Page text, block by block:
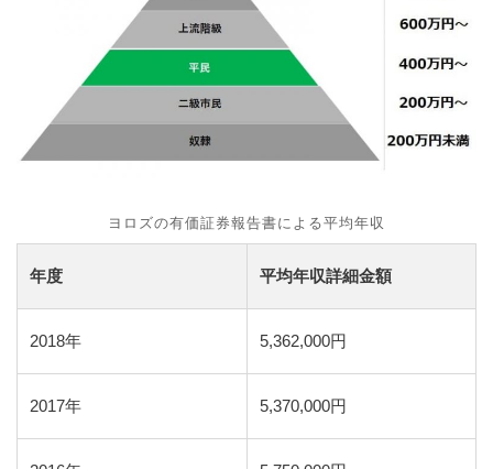
ヨロズの有価証券報告書による平均年収
年度 平均年収詳細金額
2018年 5,362,000円
2017年 5,370,000円